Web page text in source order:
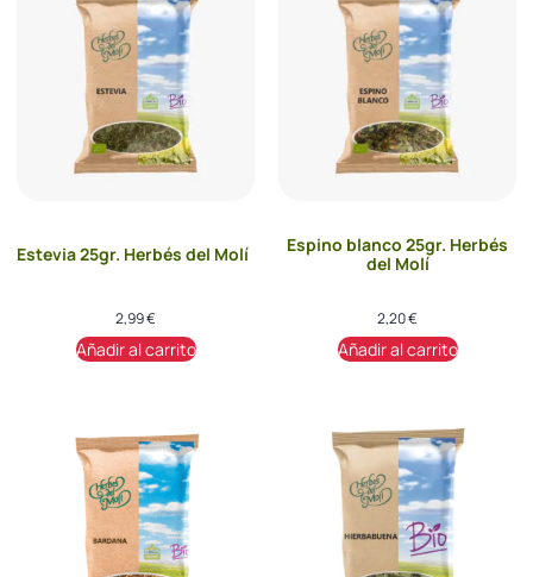
Estevia 25gr. Herbés del Molí
2,99€
Añadir al carrito
Espino blanco 25gr. Herbés
del Molí
2,20€
Añadir al carrito